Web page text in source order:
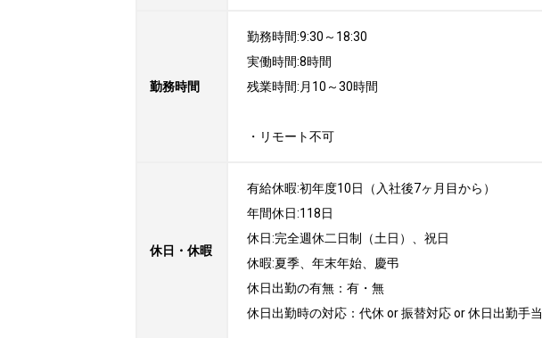
勤務時間
勤務時間:9:30～18:30
実働時間:8時間
残業時間:月10～30時間
・リモート不可
休日・休暇
有給休暇:初年度10日（入社後7ヶ月目から）
年間休日:118日
休日:完全週休二日制（土日）、祝日
休暇:夏季、年末年始、慶弔
休日出勤の有無：有・無
休日出勤時の対応：代休 or 振替対応 or 休日出勤手当